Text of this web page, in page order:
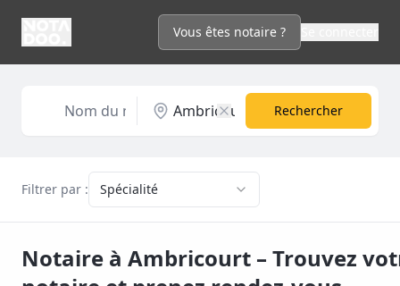
Vous êtes notaire ?
Rechercher
Filtrer par : Spécialité
Notaire à Ambricourt – Trouvez